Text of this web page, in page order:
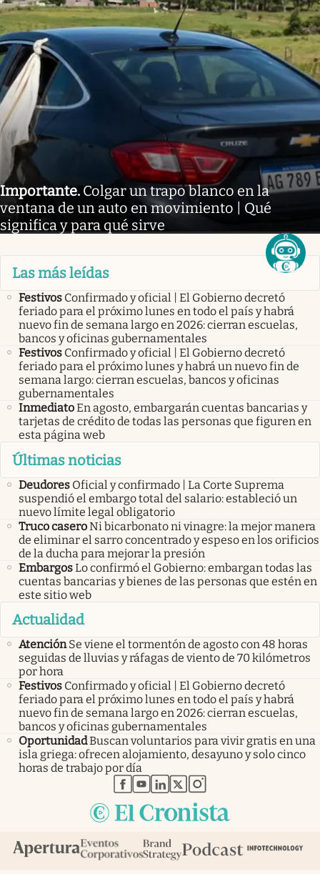
Importante. Colgar un trapo blanco en la
ventana de un auto en movimiento | Qué
significa y para qué sirve
Las más leídas
Festivos Confirmado y oficial | El Gobierno decretó
feriado para el próximo lunes en todo el país y habrá
nuevo fin de semana largo en 2026: cierran escuelas,
bancos y oficinas gubernamentales
Festivos Confirmado y oficial | El Gobierno decretó
feriado para el próximo lunes y habrá un nuevo fin de
semana largo: cierran escuelas, bancos y oficinas
gubernamentales
InmediatoEn agosto, embargarán cuentas bancarias y
tarjetas de crédito de todas las personas que figuren en
esta página web
Últimas noticias
Deudores Oficial y confirmado | La Corte Suprema
suspendió el embargo total del salario: estableció un
nuevo límite legal obligatorio
Truco caseroNi bicarbonato ni vinagre: la mejor manera
de eliminar el sarro concentrado y espeso en los orificios
de la ducha para mejorar la presión
EmbargosLo confirmó el Gobierno: embargan todas las
cuentas bancarias y bienes de las personas que estén en
este sitio web
Actualidad
Atención Se viene el tormentón de agosto con 48 horas
seguidas de lluvias y ráfagas de viento de 70 kilómetros
por hora
Festivos Confirmado y oficial | El Gobierno decretó
feriado para el próximo lunes en todo el país y habrá
nuevo fin de semana largo en 2026: cierran escuelas,
bancos y oficinas gubernamentales
OportunidadBuscan voluntarios para vivir gratis en una
isla griega: ofrecen alojamiento, desayuno y solo cinco
horas de trabajo por día
abre en nueva pestaña
abre en nueva pestaña
abre en nueva pestaña
abre en nueva pestaña
abre en nueva pestaña